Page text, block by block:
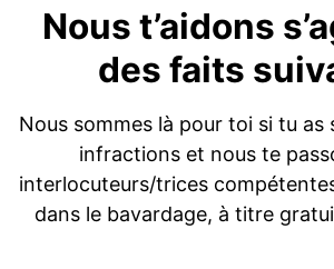
Nous t’aidons
des faits
Nous sommes là pour toi si tu as
infractions et nous te
interlocuteurs/trices
dans le bavardage, à titre